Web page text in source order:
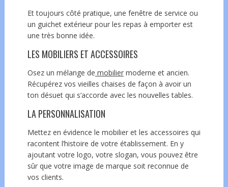
Et toujours côté pratique, une fenêtre de service ou
un guichet extérieur pour les repas à emporter est
une très bonne idée.
LES MOBILIERS ET ACCESSOIRES
Osez un mélange de mobiliermoderne et ancien.
Récupérez vos vieilles chaises de façon à avoir un
ton désuet qui s’accorde avec les nouvelles tables.
LA PERSONNALISATION
Mettez en évidence le mobilier et les accessoires qui
racontent l’histoire de votre établissement. En y
ajoutant votre logo, votre slogan, vous pouvez être
sûr que votre image de marque soit reconnue de
vos clients.